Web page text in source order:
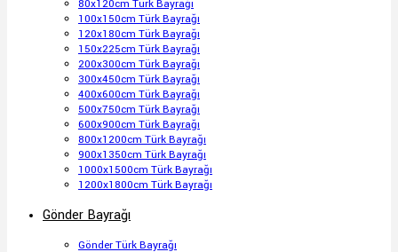
80x120cm Türk Bayrağı
100x150cm Türk Bayrağı
120x180cm Türk Bayrağı
150x225cm Türk Bayrağı
200x300cm Türk Bayrağı
300x450cm Türk Bayrağı
400x600cm Türk Bayrağı
500x750cm Türk Bayrağı
600x900cm Türk Bayrağı
800x1200cm Türk Bayrağı
900x1350cm Türk Bayrağı
1000x1500cm Türk Bayrağı
1200x1800cm Türk Bayrağı
Gönder Bayrağı
Gönder Türk Bayrağı